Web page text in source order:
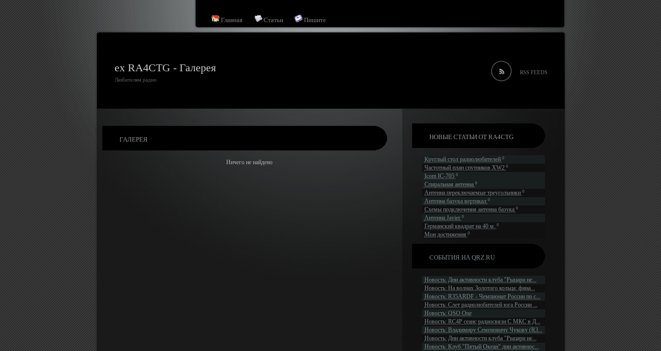
Главная Статьи Пишите
ex RA4CTG - Галерея
Любителям радио
RSS FEEDS
ГАЛЕРЕЯ
Ничего не найдено
НОВЫЕ СТАТЬИ ОТ RA4CTG
Круглый стол радиолюбителей 0
Частотный план спутников XW2 0
Icom IC-705 0
Спиральная антенна 0
Антенна переключаемые треугольники 0
Антенна базука вертикал 0
Схемы подключения антенна базука 0
Антенна Javier 0
Германский квадрат на 40 м. 0
Мои достижения 0
СОБЫТИЯ НА QRZ.RU
Новость: Дни активности клуба "Рыцари не...
Новость: На волнах Золотого кольца: фина...
Новость: R35ARDF - Чемпионат России по с...
Новость: Слет радиолюбителей юга России ...
Новость: QSO One
Новость: RC4P сеанс радиосвязи С МКС в Д...
Новость: Владимиру Семеновичу Чукову (R3...
Новость: Дни активности клуба "Рыцари не...
Новость: Клуб "Пятый Океан" дни активнос...